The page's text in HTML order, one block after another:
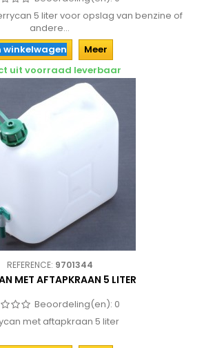
5 liter voor opslag van benzine of
andere...
winkelwagen
Meer
uit voorraad leverbaar
REFERENCE: 9701344
MET AFTAPKRAAN 5 LITER
Beoordeling(en): 0
met aftapkraan 5 liter